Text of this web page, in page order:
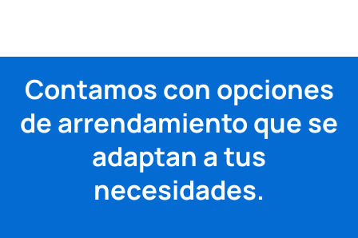
Contamos con opciones
de arrendamiento que se
adaptan a tus
necesidades.